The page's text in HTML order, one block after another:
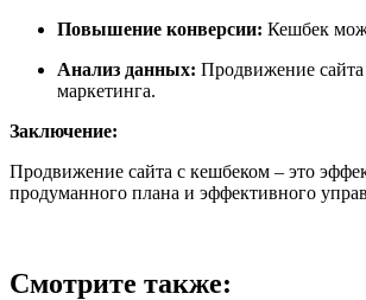
Повышение конверсии: Кешбек
Анализ данных: Продвижение сайта
маркетинга.
Заключение:
Продвижение сайта с кешбеком – это
продуманного плана и эффективного
Смотрите также: